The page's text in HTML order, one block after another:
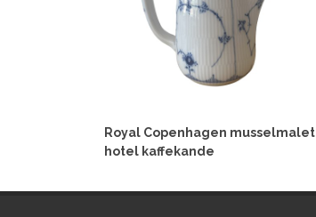
Royal Copenhagen musselmalet
hotel kaffekande